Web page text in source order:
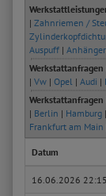
| Zahnriemen /
Auspuff |
Werkstattanfragen
| Vw | Opel | Audi |
Werkstattanfragen
| Berlin | Hamburg |
Frankfurt am Main
Datum
16.06.2026